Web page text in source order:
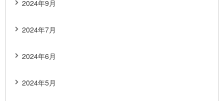
2024年9月
2024年7月
2024年6月
2024年5月